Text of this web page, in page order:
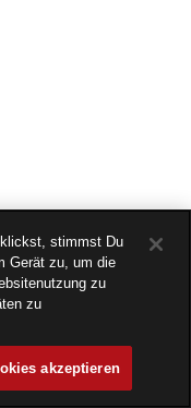
klickst, stimmst Du
Gerät zu, um die
zu
zu
akzeptieren